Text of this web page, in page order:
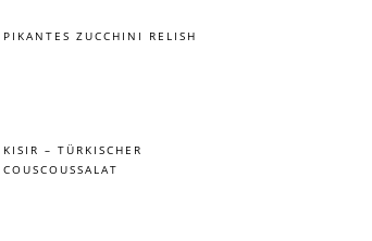
PIKANTES ZUCCHINI RELISH
KISIR – TÜRKISCHER
COUSCOUSSALAT